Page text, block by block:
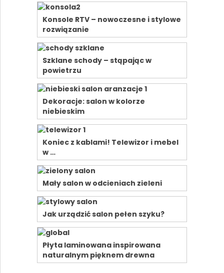
Konsole RTV – nowoczesne i stylowe
rozwiązanie
Szklane schody – stąpając w
powietrzu
Dekoracje: salon w kolorze
niebieskim
Koniec z kablami! Telewizor i mebel
w …
Mały salon w odcieniach zieleni
Jak urządzić salon pełen szyku?
Płyta laminowana inspirowana
naturalnym pięknem drewna